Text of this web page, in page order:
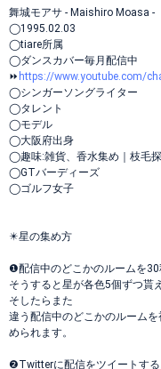
舞城モアサ - Maishiro Moasa -
◯1995.02.03
◯tiare所属
◯ダンスカバー毎月配信中
⏩ https://www.youtube.com/
◯シンガーソングライター
◯タレント
◯モデル
◯大阪府出身
◯趣味:雑貨、香水集め｜枝毛
◯GTバーディーズ
◯ゴルフ女子
✴️星の集め方
❶配信中のどこかのルームを30
そうすると星が各色5個ずつ貰
そしたらまた
違う配信中のどこかのルーム
められます。
❷Twitterに配信をツイートする